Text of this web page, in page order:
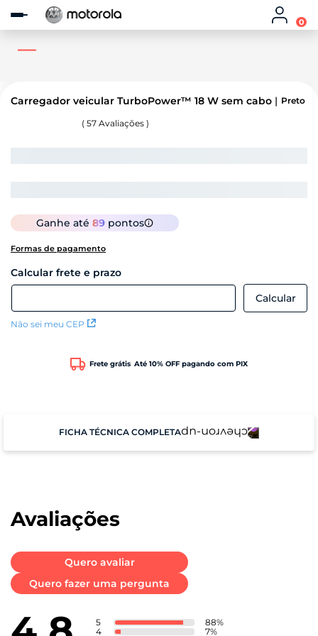
Observação:
este
site
acessibilidade.
0
Carregador veicular TurboPower™ 18 W sem cabo Preto
( 57 Avaliações )
Ganhe até 89 pontos
Formas de pagamento
Não sei meu CEP
Frete grátis Até 10% OFF pagando com PIX
FICHA TÉCNICA COMPLETA
Altura: 25mm
Largura: 25mm
Avaliações
5 88%
4
7%
Quero avaliar
Quero fazer uma pergunta